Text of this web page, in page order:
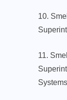
10.
11.
Systems